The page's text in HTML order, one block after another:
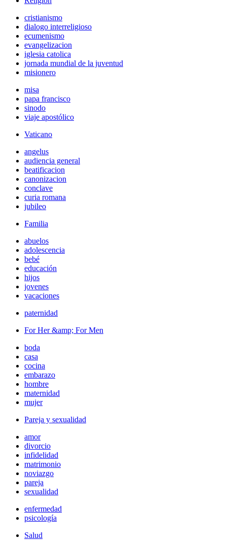
cristianismo
dialogo interreligioso
ecumenismo
evangelizacion
iglesia catolica
jornada mundial de la juventud
misionero
misa
papa francisco
sinodo
viaje apostólico
Vaticano
angelus
audiencia general
beatificacion
canonizacion
conclave
curia romana
jubileo
Familia
abuelos
adolescencia
bebé
educación
hijos
jovenes
vacaciones
paternidad
For Her &amp; For Men
boda
casa
cocina
embarazo
hombre
maternidad
mujer
Pareja y sexualidad
amor
divorcio
infidelidad
matrimonio
noviazgo
pareja
sexualidad
enfermedad
psicología
Salud